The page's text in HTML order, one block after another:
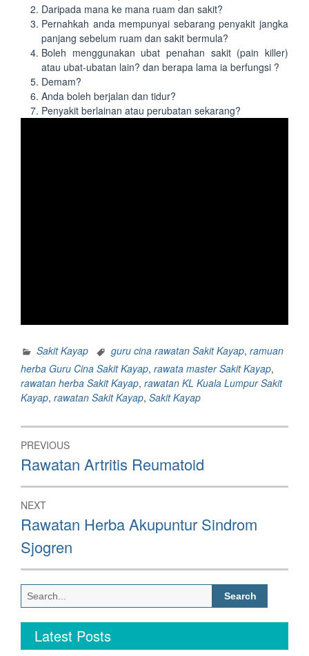
Daripada mana ke mana ruam dan sakit?
Pernahkah anda mempunyai sebarang penyakit jangka
panjang sebelum ruam dan sakit bermula?
Boleh menggunakan ubat penahan sakit (pain killer)
atau ubat-ubatan lain? dan berapa lama ia berfungsi ?
Demam?
Anda boleh berjalan dan tidur?
Penyakit berlainan atau perubatan sekarang?
Sakit Kayap guru cina rawatan Sakit Kayap, ramuan
herba Guru Cina Sakit Kayap, rawata master Sakit Kayap,
rawatan herba Sakit Kayap, rawatan KL Kuala Lumpur Sakit
Kayap, rawatan Sakit Kayap, Sakit Kayap
Post
navigation
PREVIOUS
Previous
post:
Rawatan Artritis Reumatoid
NEXT
Next
post:
Rawatan Herba Akupuntur Sindrom
Sjogren
Search
for:
Latest Posts